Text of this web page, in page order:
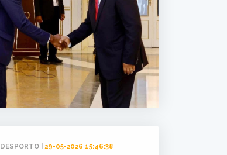
DESPORTO |29-05-2026 15:46:38